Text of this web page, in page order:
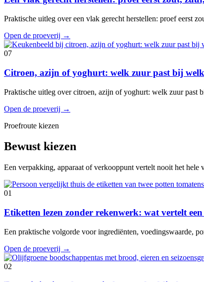
Praktische uitleg over een vlak gerecht herstellen: proef eerst
Open de proeverij →
07
Citroen, azijn of yoghurt: welk zuur past bij
Praktische uitleg over citroen, azijn of yoghurt: welk zuur past
Open de proeverij →
Proefroute kiezen
Bewust kiezen
Een verpakking, apparaat of verkooppunt vertelt nooit het hele
01
Etiketten lezen zonder rekenwerk: wat vertelt
Een praktische volgorde voor ingrediënten, voedingswaarde,
Open de proeverij →
02